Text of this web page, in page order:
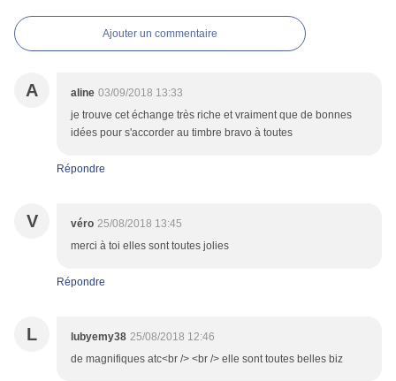
Ajouter un commentaire
A aline 03/09/2018 13:33
je trouve cet échange très riche et vraiment que de bonnes
idées pour s'accorder au timbre bravo à toutes
Répondre
V véro 25/08/2018 13:45
merci à toi elles sont toutes jolies
Répondre
L lubyemy38 25/08/2018 12:46
de magnifiques atc<br /> <br /> elle sont toutes belles biz